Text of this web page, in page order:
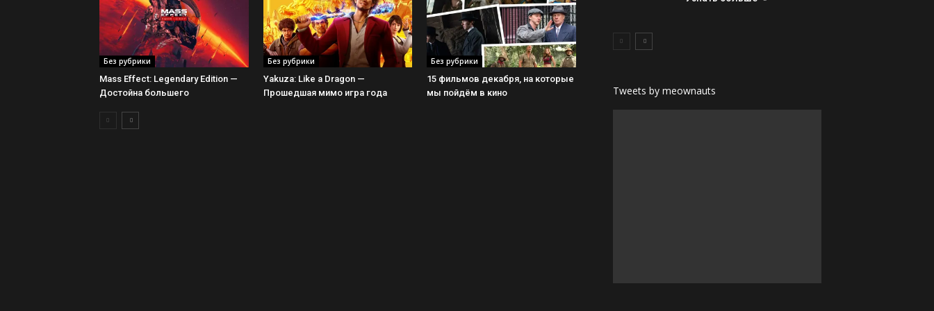
Без рубрики
Mass Effect: Legendary Edition —
Достойна большего
Без рубрики
Yakuza: Like a Dragon —
Прошедшая мимо игра года
Без рубрики
15 фильмов декабря, на которые
мы пойдём в кино
Tweets by meownauts